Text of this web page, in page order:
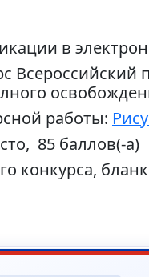
в
Всероссийский
работы:
85 баллов(-а)
конкурса,